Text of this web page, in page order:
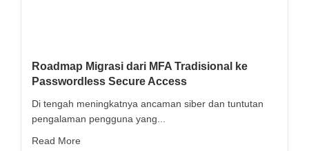
Roadmap Migrasi dari MFA Tradisional ke
Passwordless Secure Access
Di tengah meningkatnya ancaman siber dan tuntutan
pengalaman pengguna yang...
Read More